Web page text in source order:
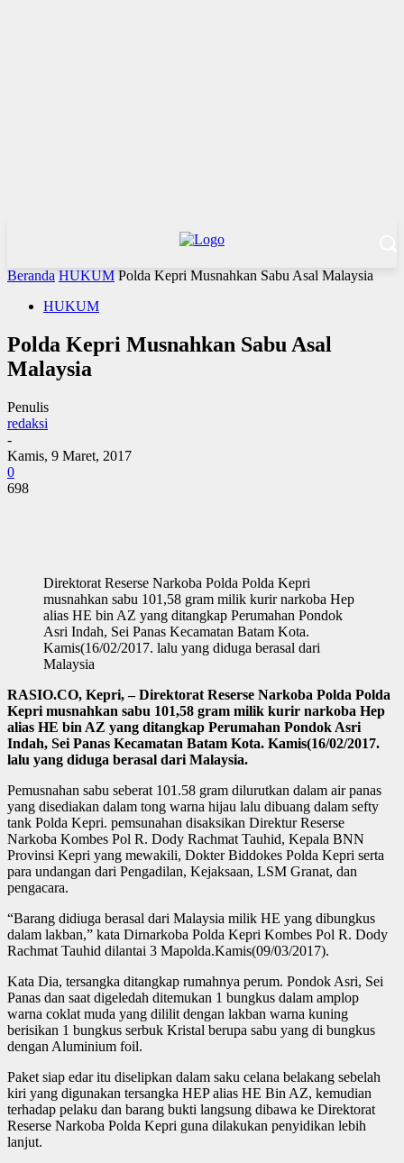
Beranda HUKUM Polda Kepri Musnahkan Sabu Asal Malaysia
HUKUM
Polda Kepri Musnahkan Sabu Asal
Malaysia
Penulis
redaksi
-
Kamis, 9 Maret, 2017
0
698
Direktorat Reserse Narkoba Polda Polda Kepri
musnahkan sabu 101,58 gram milik kurir narkoba Hep
alias HE bin AZ yang ditangkap Perumahan Pondok
Asri Indah, Sei Panas Kecamatan Batam Kota.
Kamis(16/02/2017. lalu yang diduga berasal dari
Malaysia
RASIO.CO, Kepri, – Direktorat Reserse Narkoba Polda Polda
Kepri musnahkan sabu 101,58 gram milik kurir narkoba Hep
alias HE bin AZ yang ditangkap Perumahan Pondok Asri
Indah, Sei Panas Kecamatan Batam Kota. Kamis(16/02/2017.
lalu yang diduga berasal dari Malaysia.
Pemusnahan sabu seberat 101.58 gram dilurutkan dalam air panas
yang disediakan dalam tong warna hijau lalu dibuang dalam sefty
tank Polda Kepri. pemsunahan disaksikan Direktur Reserse
Narkoba Kombes Pol R. Dody Rachmat Tauhid, Kepala BNN
Provinsi Kepri yang mewakili, Dokter Biddokes Polda Kepri serta
para undangan dari Pengadilan, Kejaksaan, LSM Granat, dan
pengacara.
“Barang didiuga berasal dari Malaysia milik HE yang dibungkus
dalam lakban,” kata Dirnarkoba Polda Kepri Kombes Pol R. Dody
Rachmat Tauhid dilantai 3 Mapolda.Kamis(09/03/2017).
Kata Dia, tersangka ditangkap rumahnya perum. Pondok Asri, Sei
Panas dan saat digeledah ditemukan 1 bungkus dalam amplop
warna coklat muda yang dililit dengan lakban warna kuning
berisikan 1 bungkus serbuk Kristal berupa sabu yang di bungkus
dengan Aluminium foil.
Paket siap edar itu diselipkan dalam saku celana belakang sebelah
kiri yang digunakan tersangka HEP alias HE Bin AZ, kemudian
terhadap pelaku dan barang bukti langsung dibawa ke Direktorat
Reserse Narkoba Polda Kepri guna dilakukan penyidikan lebih
lanjut.